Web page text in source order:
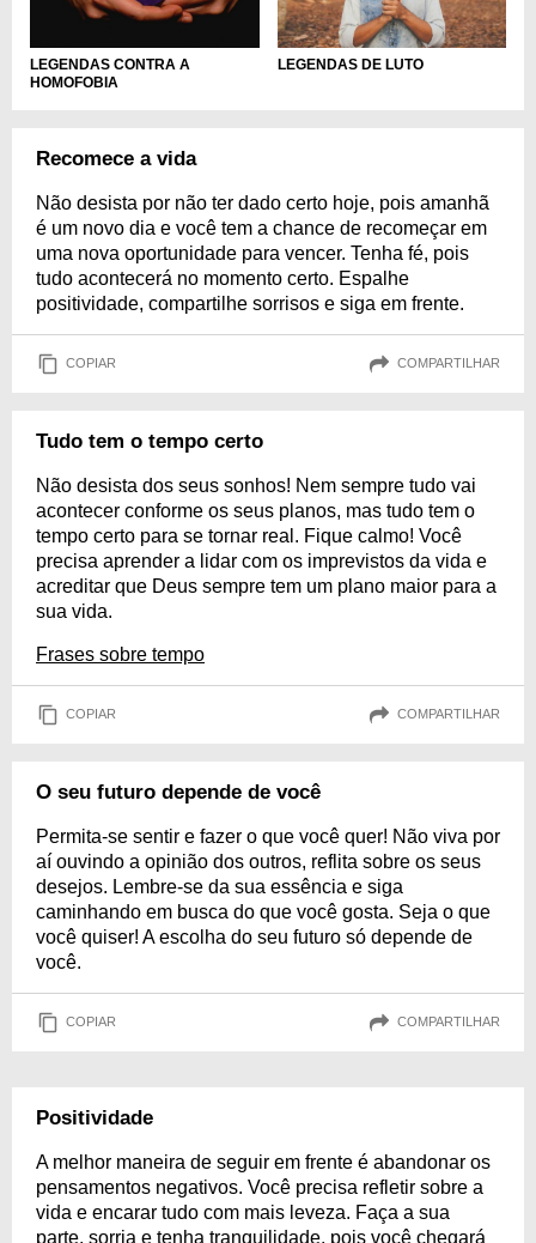
LEGENDAS CONTRA A
HOMOFOBIA
LEGENDAS DE LUTO
Recomece a vida
Não desista por não ter dado certo hoje, pois amanhã
é um novo dia e você tem a chance de recomeçar em
uma nova oportunidade para vencer. Tenha fé, pois
tudo acontecerá no momento certo. Espalhe
positividade, compartilhe sorrisos e siga em frente.
COPIAR COMPARTILHAR
Tudo tem o tempo certo
Não desista dos seus sonhos! Nem sempre tudo vai
acontecer conforme os seus planos, mas tudo tem o
tempo certo para se tornar real. Fique calmo! Você
precisa aprender a lidar com os imprevistos da vida e
acreditar que Deus sempre tem um plano maior para a
sua vida.
Frases sobre tempo
COPIAR COMPARTILHAR
O seu futuro depende de você
Permita-se sentir e fazer o que você quer! Não viva por
aí ouvindo a opinião dos outros, reflita sobre os seus
desejos. Lembre-se da sua essência e siga
caminhando em busca do que você gosta. Seja o que
você quiser! A escolha do seu futuro só depende de
você.
COPIAR COMPARTILHAR
Positividade
A melhor maneira de seguir em frente é abandonar os
pensamentos negativos. Você precisa refletir sobre a
vida e encarar tudo com mais leveza. Faça a sua
parte, sorria e tenha tranquilidade, pois você chegará